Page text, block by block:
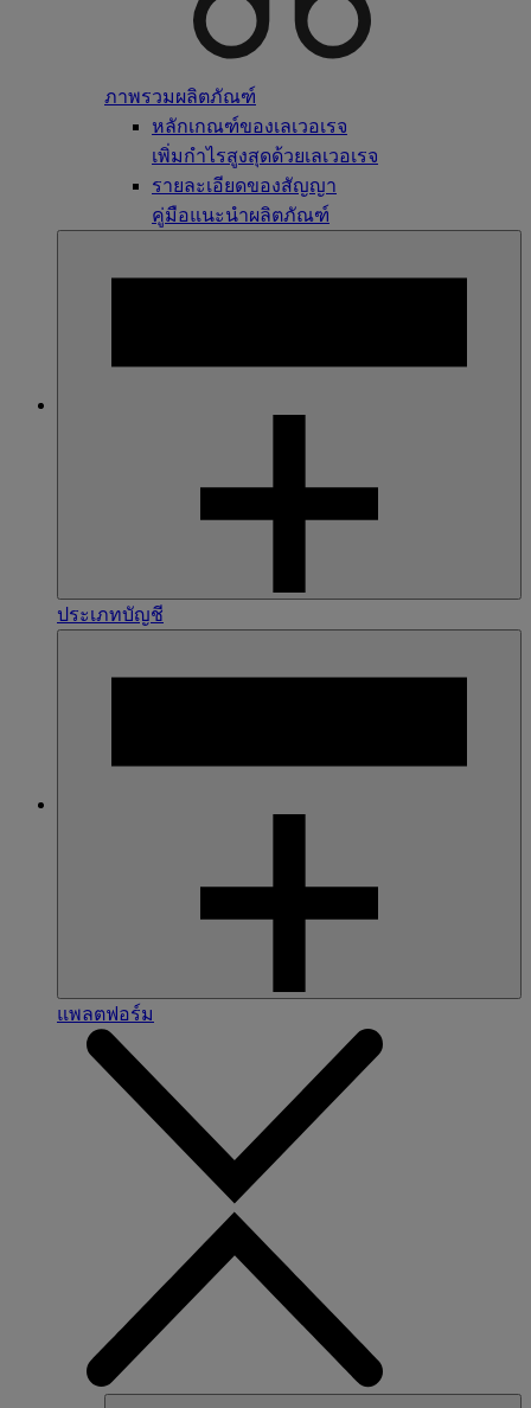
ภาพรวมผลิตภัณฑ์
หลักเกณฑ์ของเลเวอเรจ
เพิ่มกำไรสูงสุดด้วยเลเวอเรจ
รายละเอียดของสัญญา
คู่มือแนะนำผลิตภัณฑ์
ประเภทบัญชี
แพลตฟอร์ม